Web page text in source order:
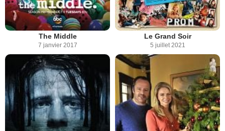
The Middle
7 janvier 2017
Le Grand Soir
5 juillet 2021